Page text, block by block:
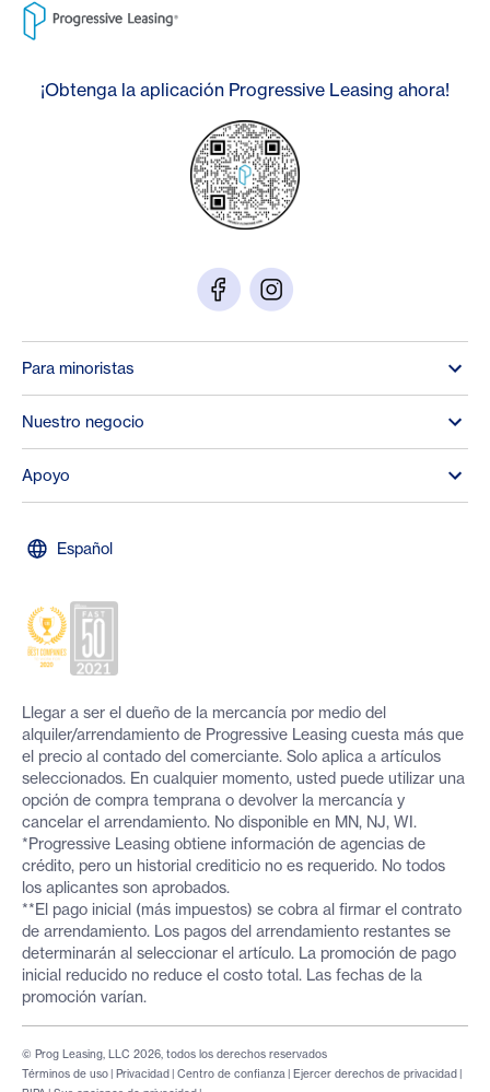
¡Obtenga la aplicación Progressive Leasing ahora!
Para minoristas
Nuestro negocio
Apoyo
Español
Llegar a ser el dueño de la mercancía por medio del
alquiler/arrendamiento de Progressive Leasing cuesta más que
el precio al contado del comerciante. Solo aplica a artículos
seleccionados. En cualquier momento, usted puede utilizar una
opción de compra temprana o devolver la mercancía y
cancelar el arrendamiento. No disponible en MN, NJ, WI.
*Progressive Leasing obtiene información de agencias de
crédito, pero un historial crediticio no es requerido. No todos
los aplicantes son aprobados.
**El pago inicial (más impuestos) se cobra al firmar el contrato
de arrendamiento. Los pagos del arrendamiento restantes se
determinarán al seleccionar el artículo. La promoción de pago
inicial reducido no reduce el costo total. Las fechas de la
promoción varían.
Términos de uso | Privacidad | Centro de confianza | Ejercer derechos de privacidad |
© Prog Leasing, LLC 2026, todos los derechos reservados